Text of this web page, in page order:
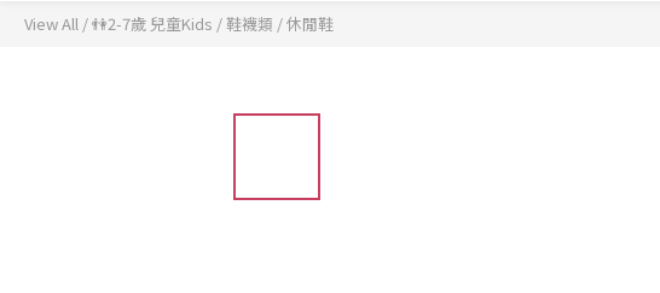
View All /👫2-7歲 兒童Kids /鞋襪類 /休閒鞋